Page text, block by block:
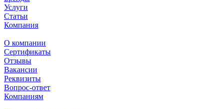
Услуги
Статьи
Компания
О компании
Сертификаты
Отзывы
Вакансии
Реквизиты
Вопрос-ответ
Компаниям